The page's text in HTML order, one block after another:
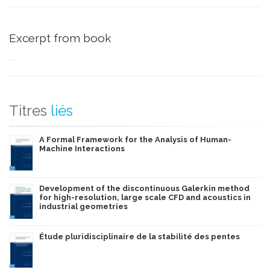
current forces. It also provides some guidelines for the
Excerpt from book
Titres liés
A Formal Framework for the Analysis of Human-
Machine Interactions
Development of the discontinuous Galerkin method
for high-resolution, large scale CFD and acoustics in
industrial geometries
Étude pluridisciplinaire de la stabilité des pentes